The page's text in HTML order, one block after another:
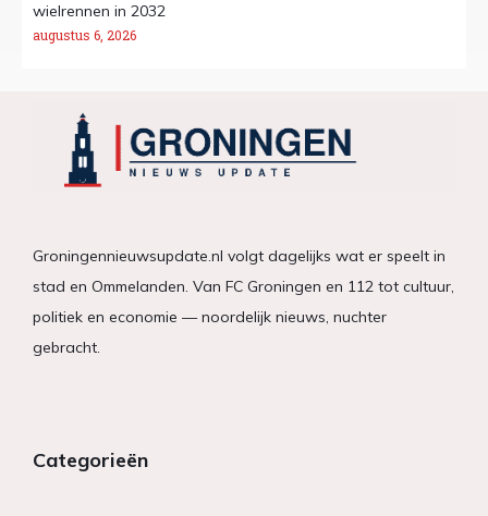
wielrennen in 2032
augustus 6, 2026
Groningennieuwsupdate.nl volgt dagelijks wat er speelt in
stad en Ommelanden. Van FC Groningen en 112 tot cultuur,
politiek en economie — noordelijk nieuws, nuchter
gebracht.
Categorieën